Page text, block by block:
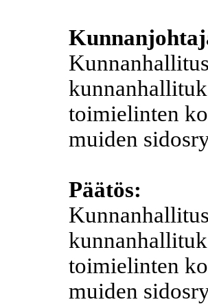
toimielinten
muiden
Päätös:
toimielinten
muiden